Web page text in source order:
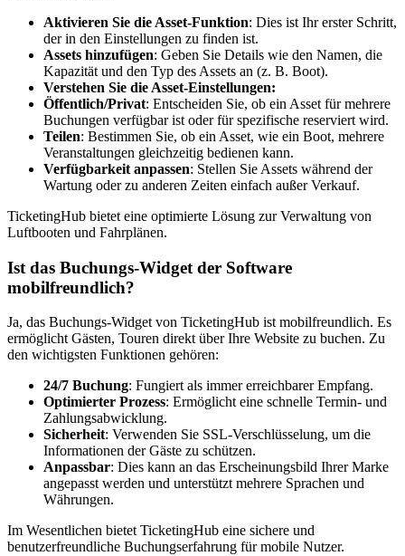
Aktivieren Sie die Asset-Funktion: Dies ist Ihr erster Schritt,
der in den Einstellungen zu finden ist.
Assets hinzufügen: Geben Sie Details wie den Namen, die
Kapazität und den Typ des Assets an (z. B. Boot).
Verstehen Sie die Asset-Einstellungen:
Öffentlich/Privat: Entscheiden Sie, ob ein Asset für mehrere
Buchungen verfügbar ist oder für spezifische reserviert wird.
Teilen: Bestimmen Sie, ob ein Asset, wie ein Boot, mehrere
Veranstaltungen gleichzeitig bedienen kann.
Verfügbarkeit anpassen: Stellen Sie Assets während der
Wartung oder zu anderen Zeiten einfach außer Verkauf.
TicketingHub bietet eine optimierte Lösung zur Verwaltung von
Luftbooten und Fahrplänen.
Ist das Buchungs-Widget der Software
mobilfreundlich?
Ja, das Buchungs-Widget von TicketingHub ist mobilfreundlich. Es
ermöglicht Gästen, Touren direkt über Ihre Website zu buchen. Zu
den wichtigsten Funktionen gehören:
24/7 Buchung: Fungiert als immer erreichbarer Empfang.
Optimierter Prozess: Ermöglicht eine schnelle Termin- und
Zahlungsabwicklung.
Sicherheit: Verwenden Sie SSL-Verschlüsselung, um die
Informationen der Gäste zu schützen.
Anpassbar: Dies kann an das Erscheinungsbild Ihrer Marke
angepasst werden und unterstützt mehrere Sprachen und
Währungen.
Im Wesentlichen bietet TicketingHub eine sichere und
benutzerfreundliche Buchungserfahrung für mobile Nutzer.